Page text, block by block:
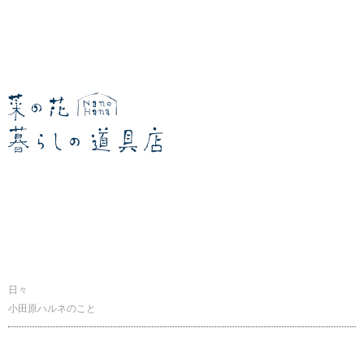
日々
小田原ハルネのこと